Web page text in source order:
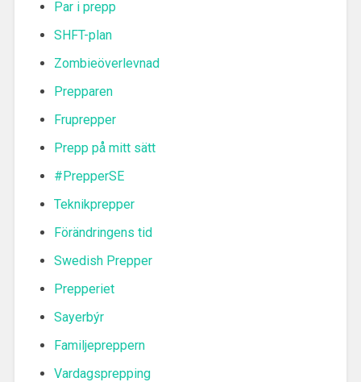
Par i prepp
SHFT-plan
Zombieöverlevnad
Prepparen
Fruprepper
Prepp på mitt sätt
#PrepperSE
Teknikprepper
Förändringens tid
Swedish Prepper
Prepperiet
Sayerbýr
Familjepreppern
Vardagsprepping